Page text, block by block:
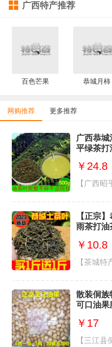
广西特产推荐
百色芒果 恭城月柿
网购推荐 更多推荐
广西恭城
平绿茶打
￥24.8
【广西昭
【正宗
雨茶打
￥10.8
【茶城特
散装侗族
可口油果
￥17
【三江县